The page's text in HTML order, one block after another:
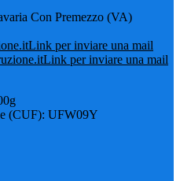
Con Premezzo (VA)
Link per inviare una mail
Link per inviare una mail
(CUF): UFW09Y